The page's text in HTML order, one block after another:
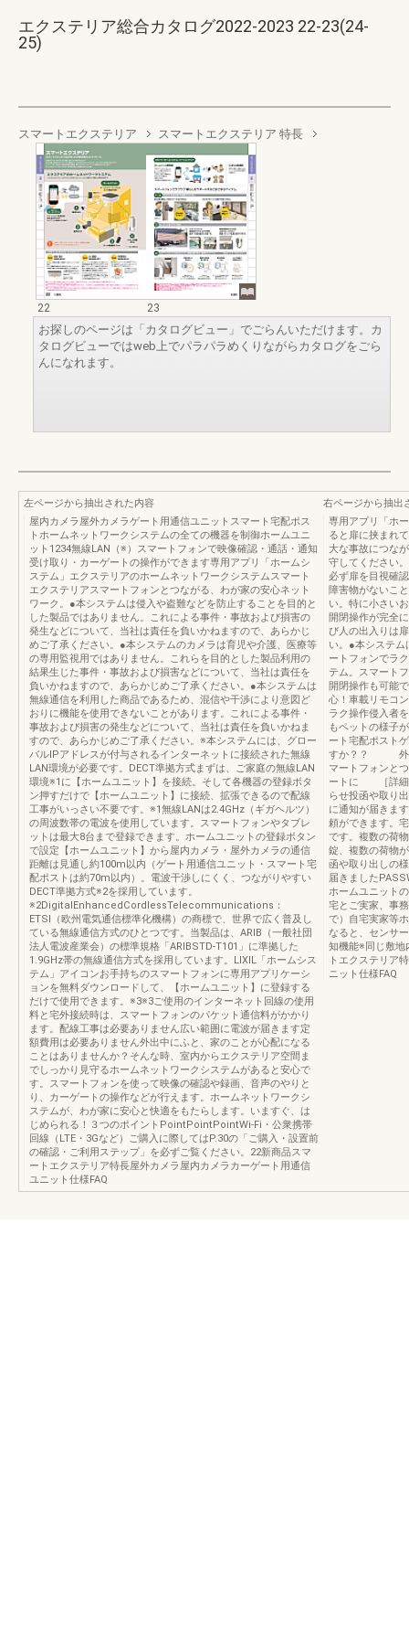
エクステリア総合カタログ2022-2023 22-23(24-
25)
スマートエクステリア スマートエクステリア 特長
22
23
お探しのページは「カタログビュー」でごらんいただけます。カ
タログビューではweb上でパラパラめくりながらカタログをごら
んになれます。
左ページから抽出された内容
屋内カメラ屋外カメラゲート用通信ユニットスマート宅配ポス
トホームネットワークシステムの全ての機器を制御ホームユニ
ット1234無線LAN（※）スマートフォンで映像確認・通話・通知
受け取り・カーゲートの操作ができます専用アプリ「ホームシ
ステム」エクステリアのホームネットワークシステムスマート
エクステリアスマートフォンとつながる、わが家の安心ネット
ワーク。●本システムは侵入や盗難などを防止することを目的と
した製品ではありません。これによる事件・事故および損害の
発生などについて、当社は責任を負いかねますので、あらかじ
めご了承ください。●本システムのカメラは育児や介護、医療等
の専用監視用ではありません。これらを目的とした製品利用の
結果生じた事件・事故および損害などについて、当社は責任を
負いかねますので、あらかじめご了承ください。●本システムは
無線通信を利用した商品であるため、混信や干渉により意図ど
おりに機能を使用できないことがあります。これによる事件・
事故および損害の発生などについて、当社は責任を負いかねま
すので、あらかじめご了承ください。※本システムには、グロー
バルIPアドレスが付与されるインターネットに接続された無線
LAN環境が必要です。DECT準拠方式まずは、ご家庭の無線LAN
環境※1に【ホームユニット】を接続。そして各機器の登録ボタ
ン押すだけで【ホームユニット】に接続、拡張できるので配線
工事がいっさい不要です。※1無線LANは2.4GHz（ギガヘルツ）
の周波数帯の電波を使用しています。スマートフォンやタブレ
ットは最大8台まで登録できます。ホームユニットの登録ボタン
で設定【ホームユニット】から屋内カメラ・屋外カメラの通信
距離は見通し約100m以内（ゲート用通信ユニット・スマート宅
配ポストは約70m以内）。電波干渉しにくく、つながりやすい
DECT準拠方式※2を採用しています。
※2DigitalEnhancedCordlessTelecommunications：
ETSI（欧州電気通信標準化機構）の商標で、世界で広く普及し
ている無線通信方式のひとつです。当製品は、ARIB（一般社団
法人電波産業会）の標準規格「ARIBSTD-T101」に準拠した
1.9GHz帯の無線通信方式を採用しています。LIXIL「ホームシス
テム」アイコンお手持ちのスマートフォンに専用アプリケーシ
ョンを無料ダウンロードして、【ホームユニット】に登録する
だけで使用できます。※3※3ご使用のインターネット回線の使用
料と宅外接続時は、スマートフォンのパケット通信料がかかり
ます。配線工事は必要ありません広い範囲に電波が届きます定
額費用は必要ありません外出中にふと、家のことが心配になる
ことはありませんか？そんな時、室内からエクステリア空間ま
でしっかり見守るホームネットワークシステムがあると安心で
す。スマートフォンを使って映像の確認や録画、音声のやりと
り、カーゲートの操作などが行えます。ホームネットワークシ
ステムが、わが家に安心と快適をもたらします。いますぐ、は
じめられる！３つのポイントPointPointPointWi-Fi・公衆携帯
回線（LTE・3Gなど）ご購入に際してはP.30の「ご購入・設置前
の確認・ご利用ステップ」を必ずご覧ください。22新商品スマ
ートエクステリア特長屋外カメラ屋内カメラカーゲート用通信
ユニット仕様FAQ
右ページから抽出
専用アプリ「ホ
ると扉に挟まれ
大な事故につな
守してください
必ず扉を目視確
障害物がないこ
い。特に小さい
開閉操作が完全
び人の出入りは
い。●本システム
ートフォンでラ
テム。スマート
開閉操作も可能
心！車載リモコ
ラク操作侵入者
もペットの様子
ート宅配ポスト
すか？？ 外出
マートフォンと
ートに ［詳細
らせ投函や取り
に通知が届きま
頼ができます。
です。複数の荷
錠、複数の荷物
函や取り出しの
届きました
ホームユニット
宅とご実家、事
で）自宅実家等
なると、センサ
知機能※同じ敷地
トエクステリア
ニット仕様FAQ